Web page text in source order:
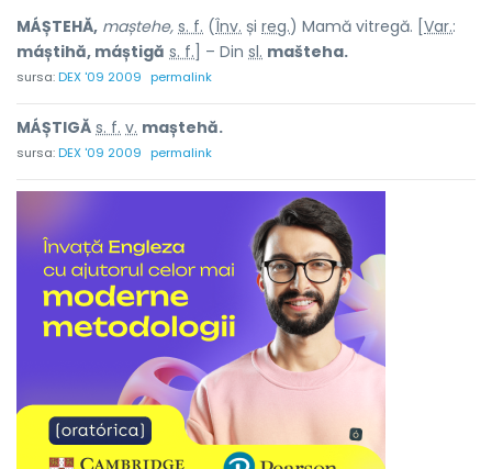
MÁȘTEHĂ, maștehe, s. f. (Înv. și reg.) Mamă vitregă. [ Var.:
máștihă, máștigă s. f. ] – Din sl. mašteha.
sursa:DEX '09 2009 permalink
MÁȘTIGĂ s. f. v. maștehă.
sursa:DEX '09 2009 permalink